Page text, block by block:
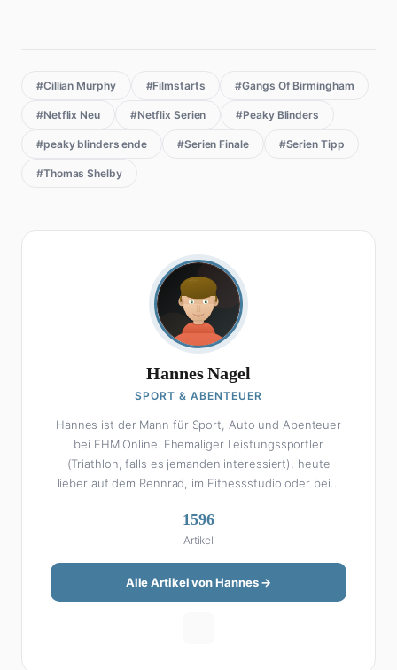
#Cillian Murphy #Filmstarts #Gangs Of Birmingham
#Netflix Neu #Netflix Serien #Peaky Blinders
#peaky blinders ende #Serien Finale #Serien Tipp
#Thomas Shelby
Hannes Nagel
SPORT & ABENTEUER
Hannes ist der Mann für Sport, Auto und Abenteuer
bei FHM Online. Ehemaliger Leistungssportler
(Triathlon, falls es jemanden interessiert), heute
lieber auf dem Rennrad, im Fitnessstudio oder beim
enzyklopädisch: Egal ob Bundesliga-Analyse, Formel 1,
UFC oder Olympia – Hannes liefert fundierte
Einschätzungen mit der Leidenschaft eines echten
Fans. Aber Sport ist nur die halbe Miete: Hannes ist
auch unser Auto-Experte. Vom Elektro-SUV bis zum
1596
Artikel
Alle Artikel von Hannes →